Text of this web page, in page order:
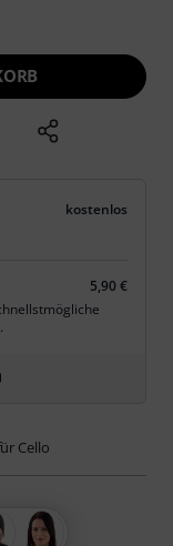
kostenlos
5,90 €
Cello